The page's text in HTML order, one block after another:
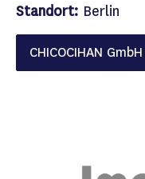
Standort: Berlin
CHICOCIHAN GmbH